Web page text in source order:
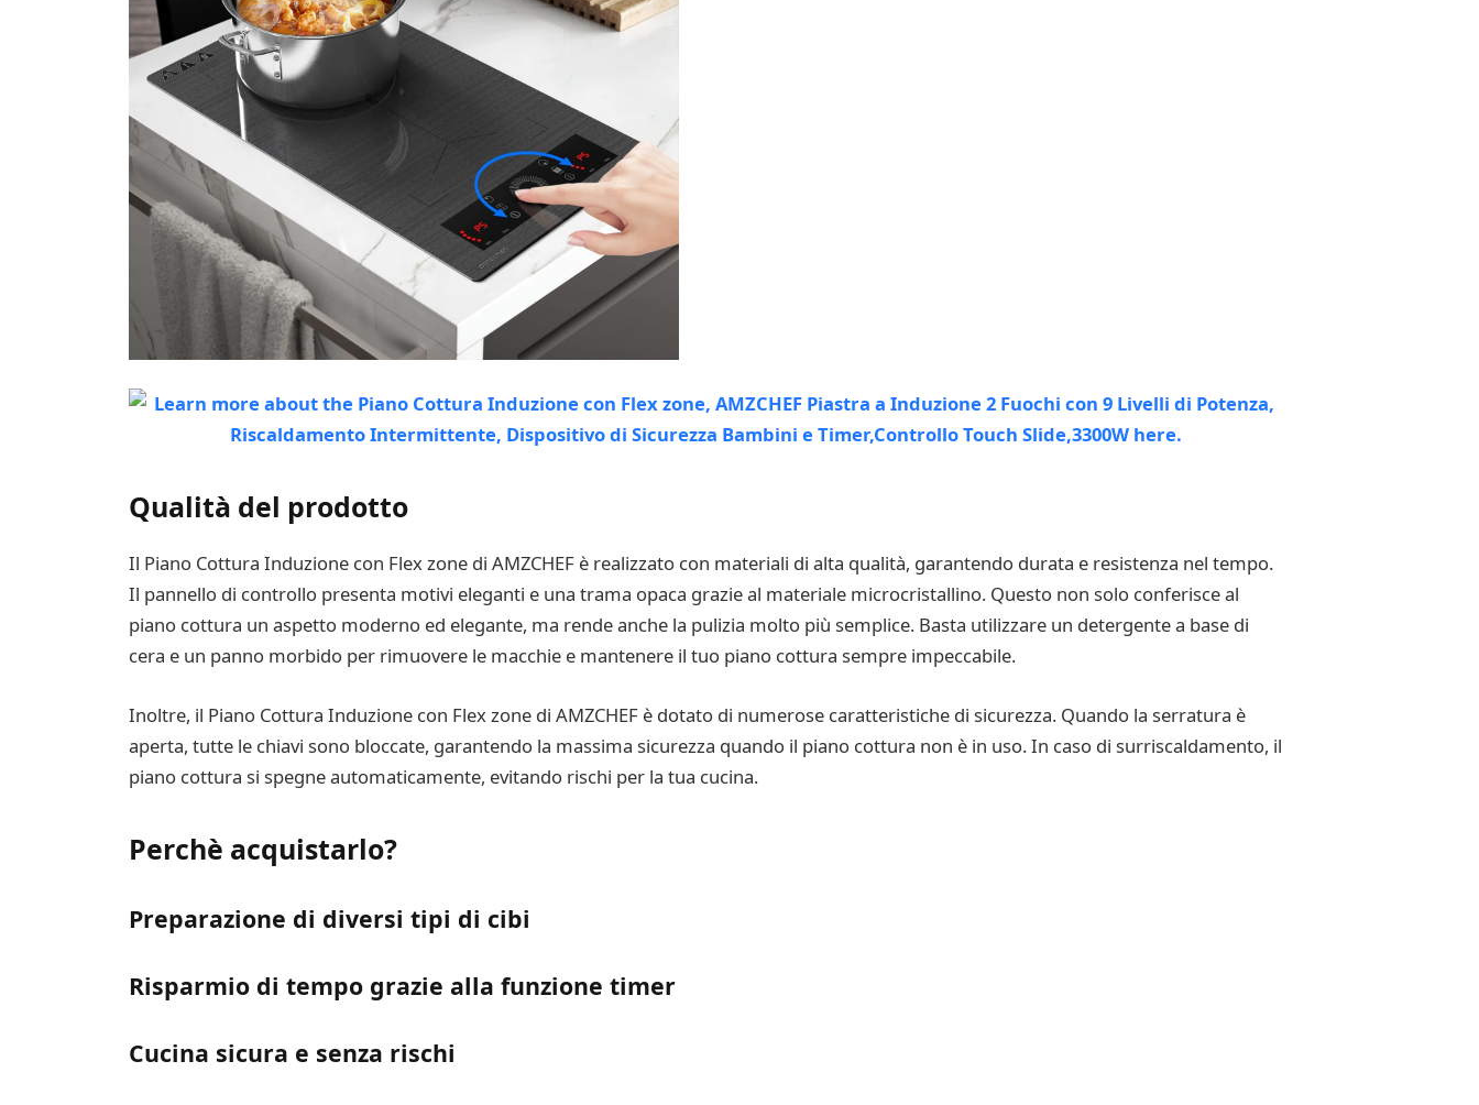
Qualità del prodotto
Il Piano Cottura Induzione con Flex zone di AMZCHEF è realizzato con materiali di alta qualità, garantendo durata e resistenza nel tempo.
Il pannello di controllo presenta motivi eleganti e una trama opaca grazie al materiale microcristallino. Questo non solo conferisce al
piano cottura un aspetto moderno ed elegante, ma rende anche la pulizia molto più semplice. Basta utilizzare un detergente a base di
cera e un panno morbido per rimuovere le macchie e mantenere il tuo piano cottura sempre impeccabile.
Inoltre, il Piano Cottura Induzione con Flex zone di AMZCHEF è dotato di numerose caratteristiche di sicurezza. Quando la serratura è
aperta, tutte le chiavi sono bloccate, garantendo la massima sicurezza quando il piano cottura non è in uso. In caso di surriscaldamento, il
piano cottura si spegne automaticamente, evitando rischi per la tua cucina.
Perchè acquistarlo?
Preparazione di diversi tipi di cibi
Risparmio di tempo grazie alla funzione timer
Cucina sicura e senza rischi